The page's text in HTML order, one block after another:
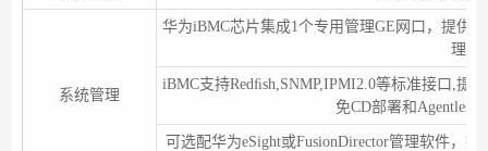
系统管理
华为iBMC芯片集成1个专用管理GE网口，提供
理特
iBMC支持Redﬁsh,SNMP,IPMI2.0等标准接口,
免CD部署和Agentless
可选配华为eSight或FusionDirector管理软件，